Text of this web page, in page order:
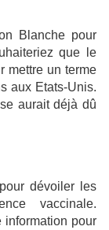
Blanche pour
que le
mettre un terme
aux Etats-Unis.
aurait déjà dû
dévoiler les
vaccinale.
information pour